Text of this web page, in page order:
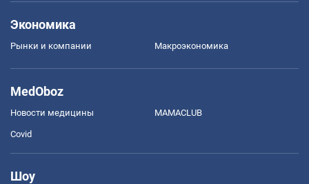
Экономика
Рынки и компании Mакроэкономика
MedOboz
Новости медицины MAMACLUB
Covid
Шоу